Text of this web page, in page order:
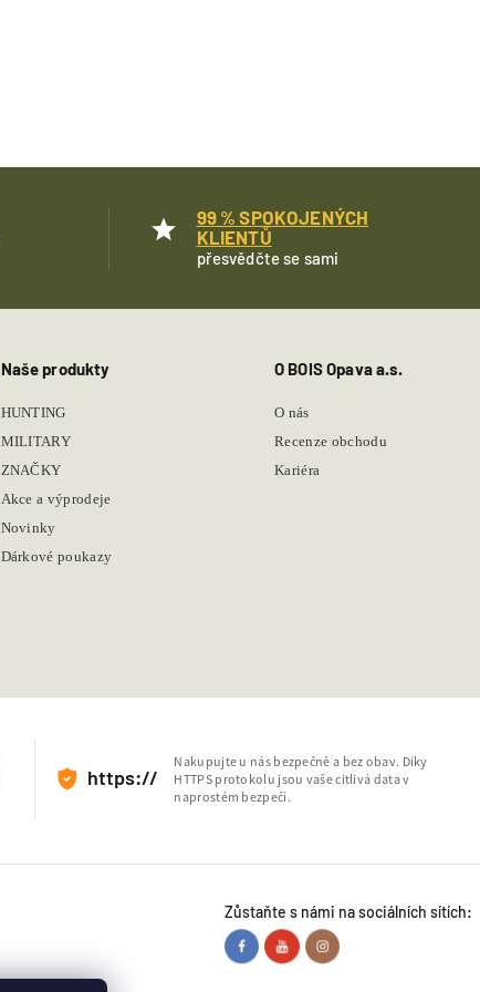
99 % SPOKOJENÝCH
KLIENTŮ
přesvědčte se sami
Naše produkty
HUNTING
MILITARY
ZNAČKY
Akce a výprodeje
Novinky
Dárkové poukazy
O BOIS Opava a.s.
O nás
Recenze obchodu
Kariéra
https://
Nakupujte u nás bezpečně a bez obav. Díky
HTTPS protokolu jsou vaše citlivá data v
naprostém bezpečí.
Zůstaňte s námi na sociálních sítích: